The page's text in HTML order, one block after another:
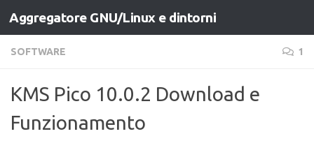
Salta al contenuto
Aggregatore GNU/Linux e dintorni
SOFTWARE 1
KMS Pico 10.0.2 Download e
Funzionamento